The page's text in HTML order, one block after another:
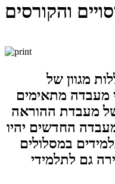
והקורסים
מגוון של
מעבדה מתאימים
של מעבדת ההוראה
החדשים יהיו
במסלולים
גם לתלמידי